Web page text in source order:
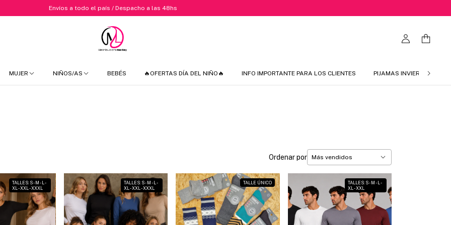
Envíos a todo el país / Despacho a las 48hs
MUJER NIÑOS/AS BEBÉS 🔥OFERTAS DÍA DEL NIÑO🔥 INFO IMPORTANTE PARA LOS CLIENTES PIJAMAS INVIERNO 2026
Ordenar por
TALLES: S - M - L -
XL - XXL - XXXL
TALLES: S - M - L -
XL - XXL - XXXL
TALLE ÚNICO
TALLES: S - M - L -
XL - XXL